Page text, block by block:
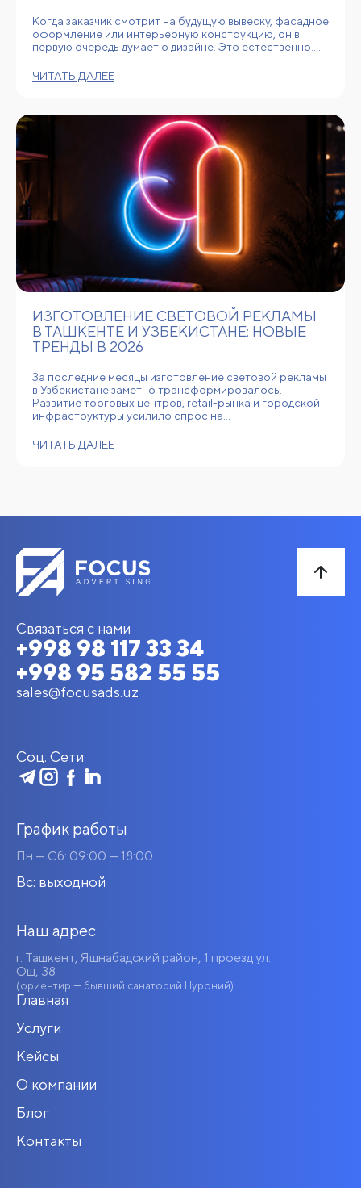
Когда заказчик смотрит на будущую вывеску, фасадное
оформление или интерьерную конструкцию, он в
первую очередь думает о дизайне. Это естественно.…
ЧИТАТЬ ДАЛЕЕ
ИЗГОТОВЛЕНИЕ СВЕТОВОЙ РЕКЛАМЫ
В ТАШКЕНТЕ И УЗБЕКИСТАНЕ: НОВЫЕ
ТРЕНДЫ В 2026
За последние месяцы изготовление световой рекламы
в Узбекистане заметно трансформировалось.
Развитие торговых центров, retail-рынка и городской
инфраструктуры усилило спрос на…
ЧИТАТЬ ДАЛЕЕ
Связаться с нами
+998 98 117 33 34
+998 95 582 55 55
sales@focusads.uz
Соц. Сети
График работы
Пн — Сб: 09:00 — 18:00
Вс: выходной
Наш адрес
г. Ташкент, Яшнабадский район, 1 проезд ул.
Ош, 38
(ориентир — бывший санаторий Нуроний)
Главная
Услуги
Кейсы
О компании
Блог
Контакты